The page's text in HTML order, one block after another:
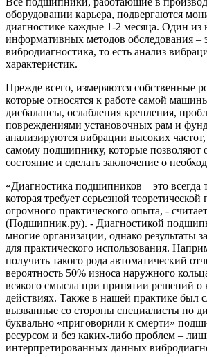
оборудовании карьера, подвергаются
диагностике каждые 1-2 месяца. Один из
информативных методов обследования –
вибродиагностика, то есть анализ
характеристик.
Прежде всего, измеряются собственные
которые относятся к работе самой
дисбалансы, ослабления крепления,
повреждениями установочных рам и
анализируются вибрации высоких
самому подшипнику, которые позволяют
состояние и сделать заключение о
«Диагностика подшипников – это всегда
которая требует серьезной
огромного практического опыта, -
(Подшипник.ру). - Диагностикой
многие организации, однако результаты
для практического использования.
получить такого рода автоматический
вероятность 50% износа наружного
всякого смысла при принятии решений
действиях. Также в нашей практике был
вызванные со стороны специалисты по
буквально «приговорили к смерти»
ресурсом и без каких-либо проблем –
интерпретированных данных